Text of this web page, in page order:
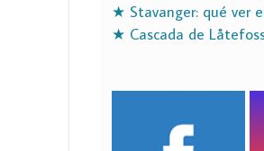
★ Stavanger: qué ver
★ Cascada de